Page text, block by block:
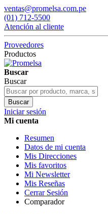
ventas@promelsa.com.pe
(01) 712-5500
Atención al cliente
Proveedores
Productos
Buscar
Buscar
Buscar
Iniciar sesión
Mi cuenta
Resumen
Datos de mi cuenta
Mis Direcciones
Mis favoritos
Mi Newsletter
Mis Reseñas
Cerrar Sesión
Comparador